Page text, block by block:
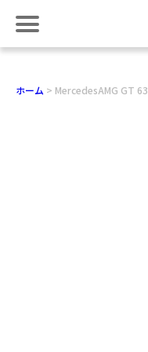
ホーム MercedesAMG GT 63